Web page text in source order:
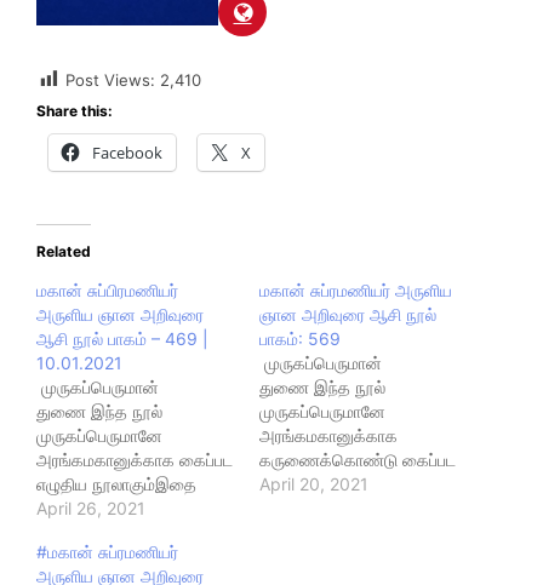
Post Views: 2,410
Share this:
Facebook X
Related
மகான் சுப்பிரமணியர்
அருளிய ஞான அறிவுரை
ஆசி நூல் பாகம் – 469 |
10.01.2021
முருகப்பெருமான்
துணை இந்த நூல்
முருகப்பெருமானே
அரங்கமகானுக்காக கைப்பட
எழுதிய நூலாகும்இதை
பக்தியுடன் படிப்பவர்களுக்கு
ஓங்காரக்குடிலாசான்
ஆறுமுக அரங்கமகா தேசிக
April 26, 2021
மகான் சுப்ரமணியர் அருளிய
ஞான அறிவுரை ஆசி நூல்
பாகம்: 569
முருகப்பெருமான்
துணை இந்த நூல்
முருகப்பெருமானே
அரங்கமகானுக்காக
கருணைக்கொண்டு கைப்பட
எழுதிய நூலாகும் இதை
April 20, 2021
#மகான் சுப்ரமணியர்
அருளிய ஞான அறிவுரை